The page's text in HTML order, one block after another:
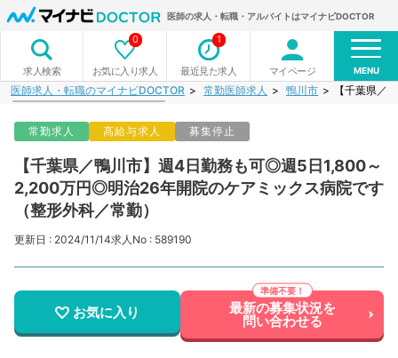
医師の求人・転職・アルバイトはマイナビDOCTOR
求人検索 お気に入り求人
0
最近見た求人
1
マイページ MENU
医師求人・転職のマイナビDOCTOR 常勤医師求人 鴨川市 【千葉県／
常勤求人 高給与求人 募集停止
【千葉県／鴨川市】週4日勤務も可◎週5日1,800～
2,200万円◎明治26年開院のケアミックス病院です
（整形外科／常勤）
更新日 : 2024/11/14求人No : 589190
お気に入り 最新の募集状況を
問い合わせる